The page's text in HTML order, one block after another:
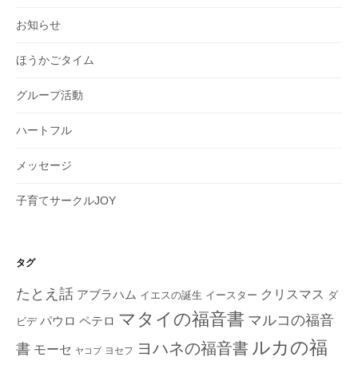
お知らせ
ほうかごタイム
グループ活動
ハートフル
メッセージ
子育てサークルJOY
タグ
たとえ話 アブラハム イエスの誕生 イースター クリスマス ダ
ビデ パウロ ペテロ マタイの福音書 マルコの福音
書 モーセ ヤコブ ヨセフ ヨハネの福音書 ルカの福